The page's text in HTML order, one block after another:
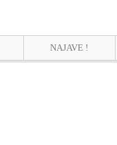
NAJAVE !